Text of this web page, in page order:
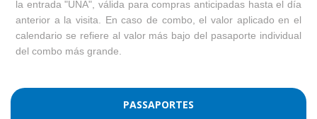
la entrada "UNA", válida para compras anticipadas hasta el día
anterior a la visita. En caso de combo, el valor aplicado en el
calendario se refiere al valor más bajo del pasaporte individual
del combo más grande.
PASSAPORTES